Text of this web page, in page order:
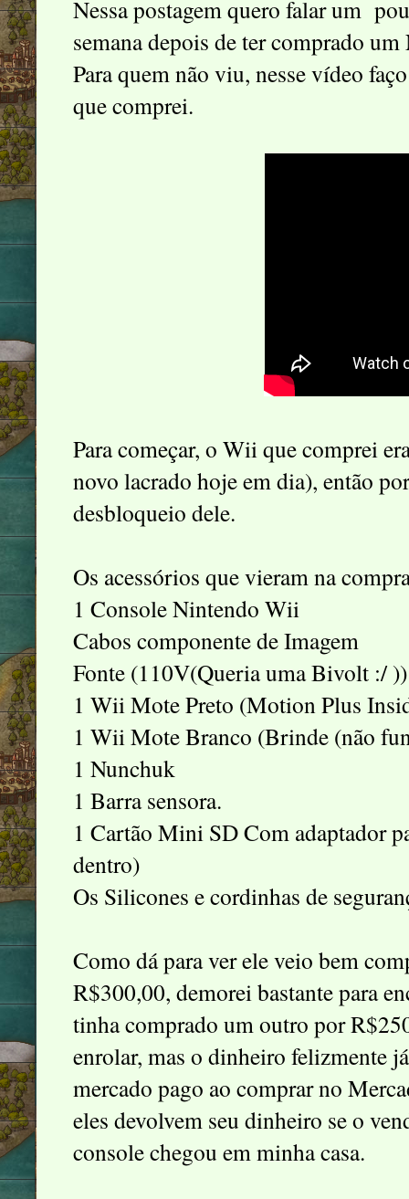
Nessa postagem quero falar um
semana depois de ter comprado
Para quem não viu, nesse vídeo
que comprei.
Para começar, o Wii que comprei
novo lacrado hoje em dia), então
desbloqueio dele.
Os acessórios que vieram na
1 Console Nintendo Wii
Cabos componente de Imagem
Fonte (110V(Queria uma Bivolt :/ ))
1 Wii Mote Preto (Motion Plus
1 Wii Mote Branco (Brinde (não
1 Nunchuk
1 Barra sensora.
1 Cartão Mini SD Com adaptador
dentro)
Os Silicones e cordinhas de
Como dá para ver ele veio bem
R$300,00, demorei bastante para
tinha comprado um outro por
enrolar, mas o dinheiro felizmente
mercado pago ao comprar no
eles devolvem seu dinheiro se o
console chegou em minha casa.